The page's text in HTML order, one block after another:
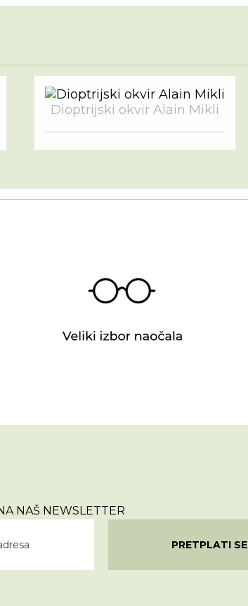
Dioptrijski okvir Alain Mikli
NAŠ NEWSLETTER
PRETPLATI SE